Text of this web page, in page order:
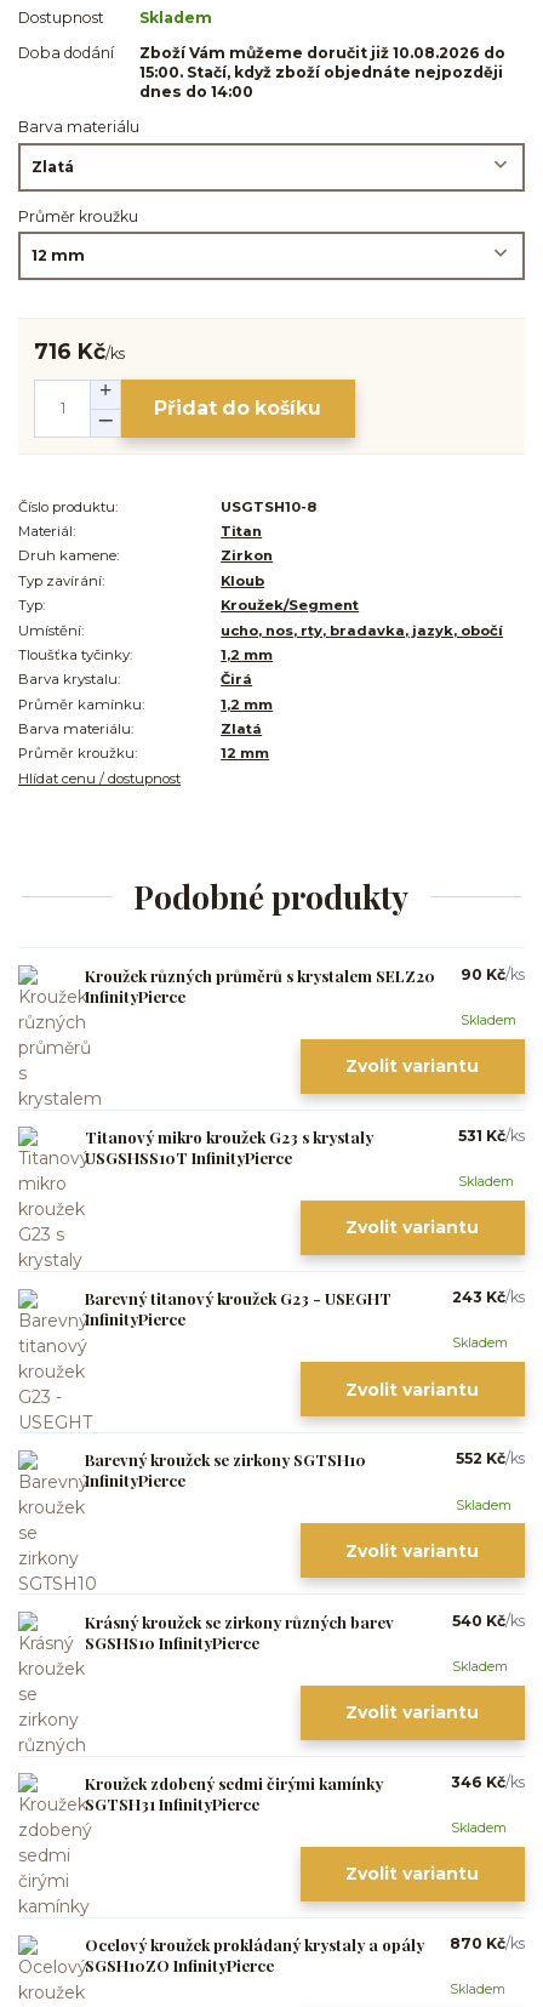
Dostupnost
Skladem
Doba dodání
Zboží Vám můžeme doručit již 10.08.2026 do
15:00. Stačí, když zboží objednáte nejpozději
dnes do 14:00
Barva materiálu
Průměr kroužku
716 Kč/ks
Přidat do košíku
Číslo produktu:
USGTSH10-8
Materiál:
Titan
Druh kamene:
Zirkon
Typ zavírání:
Kloub
Typ:
Kroužek/Segment
Umístění:
ucho, nos, rty, bradavka, jazyk, obočí
Tloušťka tyčinky:
1,2 mm
Barva krystalu:
Čirá
Průměr kamínku:
1,2 mm
Barva materiálu:
Zlatá
Průměr kroužku:
12 mm
Hlídat cenu / dostupnost
Podobné produkty
Kroužek různých průměrů s krystalem SELZ20
InfinityPierce
90 Kč/ks
Skladem
Zvolit variantu
Titanový mikro kroužek G23 s krystaly
USGSHSS10T InfinityPierce
531 Kč/ks
Skladem
Zvolit variantu
Barevný titanový kroužek G23 - USEGHT
InfinityPierce
243 Kč/ks
Skladem
Zvolit variantu
Barevný kroužek se zirkony SGTSH10
InfinityPierce
552 Kč/ks
Skladem
Zvolit variantu
Krásný kroužek se zirkony různých barev
SGSHS10 InfinityPierce
540 Kč/ks
Skladem
Zvolit variantu
Kroužek zdobený sedmi čirými kamínky
SGTSH31 InfinityPierce
346 Kč/ks
Skladem
Zvolit variantu
Ocelový kroužek prokládaný krystaly a opály
SGSH10ZO InfinityPierce
870 Kč/ks
Skladem